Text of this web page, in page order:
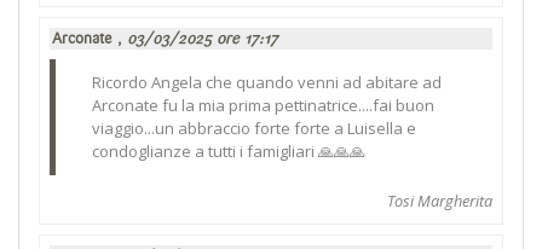
Arconate , 03/03/2025 ore 17:17
Ricordo Angela che quando venni ad abitare ad
Arconate fu la mia prima pettinatrice....fai buon
viaggio...un abbraccio forte forte a Luisella e
condoglianze a tutti i famigliari 🙏🙏🙏
Tosi Margherita